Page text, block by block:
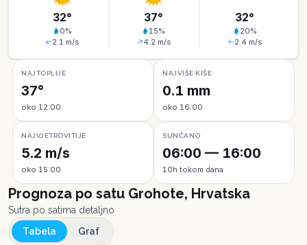
32°
0%
2.1 m/s
37°
15%
4.2 m/s
32°
20%
2.4 m/s
NAJTOPLIJE
37°
oko 12:00
NAJVIŠE KIŠE
0.1 mm
oko 16:00
NAJVJETROVITIJE
5.2 m/s
oko 15:00
SUNČANO
06:00 — 16:00
10h tokom dana
Prognoza po satu Grohote, Hrvatska
Sutra po satima detaljno
Tabela
Graf